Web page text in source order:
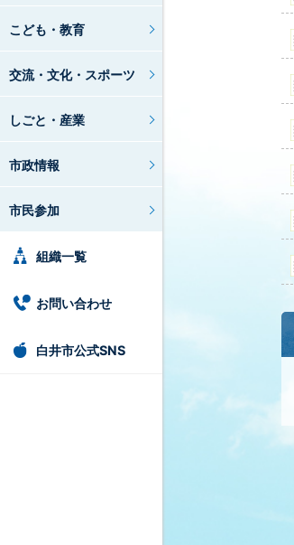
こども・教育
交流・文化・スポーツ
しごと・産業
市政情報
市民参加
組織一覧
お問い合わせ
白井市公式SNS